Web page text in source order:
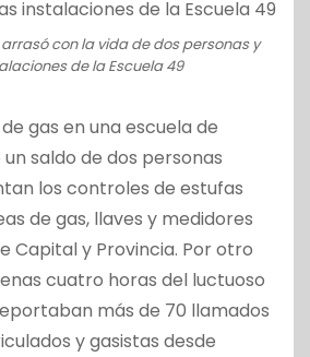
con la vida de dos personas y
de la Escuela 49
gas en una escuela de
saldo de dos personas
los controles de estufas
de gas, llaves y medidores
Capital y Provincia. Por otro
cuatro horas del luctuoso
más de 70 llamados
y gasistas desde